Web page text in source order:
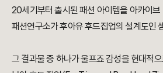
20세기부터 출시된 패션 아이템을 아카이
패션연구소가 후아유 후드집업의 설계도인
그 결과물 중 하나가 울프죠 감성을 현대적